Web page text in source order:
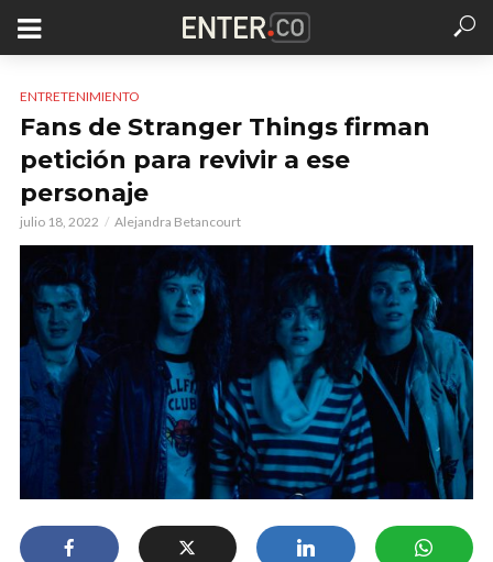
ENTRETENIMIENTO
Fans de Stranger Things firman
petición para revivir a ese
personaje
julio 18, 2022 Alejandra Betancourt